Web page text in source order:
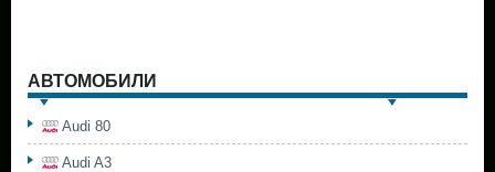
АВТОМОБИЛИ
Audi 80
Audi A3